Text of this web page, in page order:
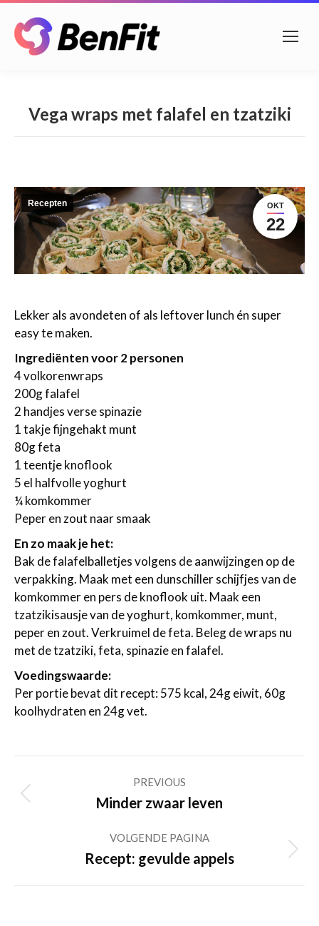
Vega wraps met falafel en tzatziki
OKT
22
Recepten
Lekker als avondeten of als leftover lunch én super
easy te maken.
Ingrediënten voor 2 personen
4 volkorenwraps
200g falafel
2 handjes verse spinazie
1 takje fijngehakt munt
80g feta
1 teentje knoflook
5 el halfvolle yoghurt
¼ komkommer
Peper en zout naar smaak
En zo maak je het:
Bak de falafelballetjes volgens de aanwijzingen op de
verpakking. Maak met een dunschiller schijfjes van de
komkommer en pers de knoflook uit. Maak een
tzatzikisausje van de yoghurt, komkommer, munt,
peper en zout. Verkruimel de feta. Beleg de wraps nu
met de tzatziki, feta, spinazie en falafel.
Voedingswaarde:
Per portie bevat dit recept: 575 kcal, 24g eiwit, 60g
koolhydraten en 24g vet.
navigation
PREVIOUS
Previous
Minder zwaar leven
VOLGENDE PAGINA
Volgende
Recept: gevulde appels